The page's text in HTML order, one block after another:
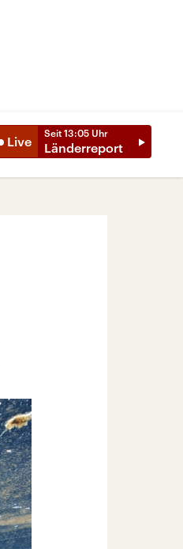
Live
Seit 13:05 Uhr
Länderreport